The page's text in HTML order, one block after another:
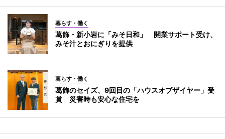
暮らす・働く
葛飾・新小岩に「みそ日和」 開業サポート受け、
みそ汁とおにぎりを提供
暮らす・働く
葛飾のセイズ、9回目の「ハウスオブザイヤー」受
賞 災害時も安心な住宅を